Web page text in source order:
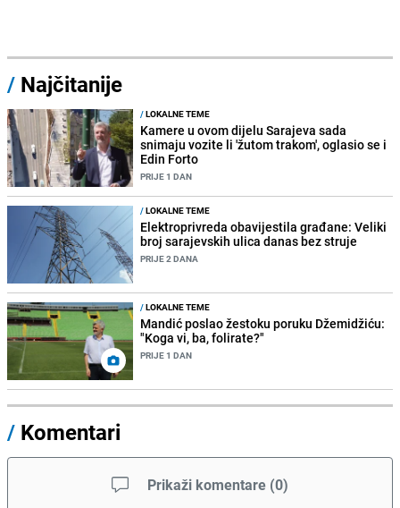
/ Najčitanije
/LOKALNE TEME
Kamere u ovom dijelu Sarajeva sada
snimaju vozite li 'žutom trakom', oglasio se i
Edin Forto
PRIJE 1 DAN
/LOKALNE TEME
Elektroprivreda obavijestila građane: Veliki
broj sarajevskih ulica danas bez struje
PRIJE 2 DANA
/LOKALNE TEME
Mandić poslao žestoku poruku Džemidžiću:
"Koga vi, ba, folirate?"
PRIJE 1 DAN
/ Komentari
Prikaži komentare (0)